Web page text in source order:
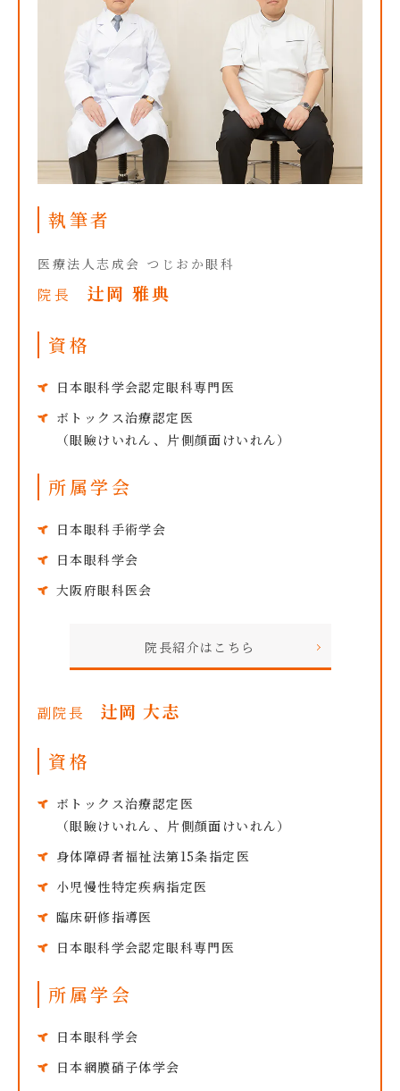
執筆者
医療法人志成会 つじおか眼科
院長 辻岡 雅典
資格
日本眼科学会認定眼科専門医
ボトックス治療認定医
（眼瞼けいれん、片側顔面けいれん）
所属学会
日本眼科手術学会
日本眼科学会
大阪府眼科医会
院長紹介はこちら
副院長 辻岡 大志
資格
ボトックス治療認定医
（眼瞼けいれん、片側顔面けいれん）
身体障碍者福祉法第15条指定医
小児慢性特定疾病指定医
臨床研修指導医
日本眼科学会認定眼科専門医
所属学会
日本眼科学会
日本網膜硝子体学会